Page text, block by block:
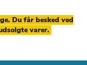
Du får besked ved
varer.